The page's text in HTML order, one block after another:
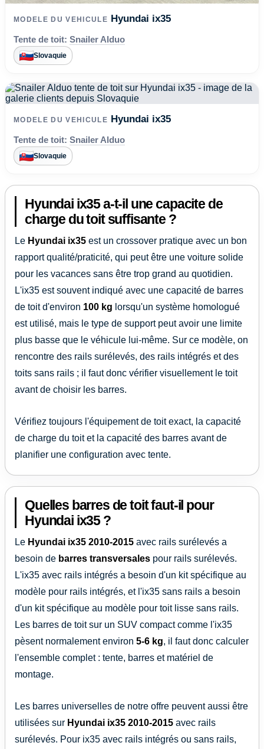
MODELE DU VEHICULE Hyundai ix35
Tente de toit: Snailer Alduo
Slovaquie
MODELE DU VEHICULE Hyundai ix35
Tente de toit: Snailer Alduo
Slovaquie
Hyundai ix35 a-t-il une capacite de
charge du toit suffisante ?
Le Hyundai ix35 est un crossover pratique avec un bon
rapport qualité/praticité, qui peut être une voiture solide
pour les vacances sans être trop grand au quotidien.
L'ix35 est souvent indiqué avec une capacité de barres
de toit d'environ 100 kg lorsqu'un système homologué
est utilisé, mais le type de support peut avoir une limite
plus basse que le véhicule lui-même. Sur ce modèle, on
rencontre des rails surélevés, des rails intégrés et des
toits sans rails ; il faut donc vérifier visuellement le toit
avant de choisir les barres.
Vérifiez toujours l'équipement de toit exact, la capacité
de charge du toit et la capacité des barres avant de
planifier une configuration avec tente.
Quelles barres de toit faut-il pour
Hyundai ix35 ?
Le Hyundai ix35 2010-2015 avec rails surélevés a
besoin de barres transversales pour rails surélevés.
L'ix35 avec rails intégrés a besoin d'un kit spécifique au
modèle pour rails intégrés, et l'ix35 sans rails a besoin
d'un kit spécifique au modèle pour toit lisse sans rails.
Les barres de toit sur un SUV compact comme l'ix35
pèsent normalement environ 5-6 kg, il faut donc calculer
l'ensemble complet : tente, barres et matériel de
montage.
Les barres universelles de notre offre peuvent aussi être
utilisées sur Hyundai ix35 2010-2015 avec rails
surélevés. Pour ix35 avec rails intégrés ou sans rails,